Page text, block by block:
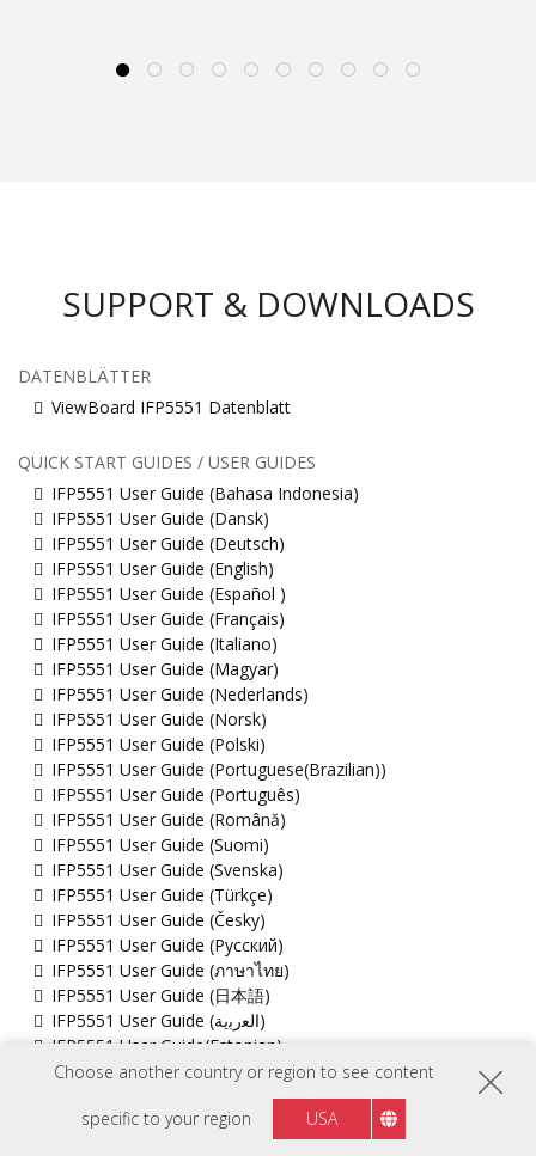
Choose another country or region to see content
specific to your region USA
SUPPORT & DOWNLOADS
DATENBLÄTTER
ViewBoard IFP5551 Datenblatt
QUICK START GUIDES / USER GUIDES
IFP5551 User Guide (Bahasa Indonesia)
IFP5551 User Guide (Dansk)
IFP5551 User Guide (Deutsch)
IFP5551 User Guide (English)
IFP5551 User Guide (Español )
IFP5551 User Guide (Français)
IFP5551 User Guide (Italiano)
IFP5551 User Guide (Magyar)
IFP5551 User Guide (Nederlands)
IFP5551 User Guide (Norsk)
IFP5551 User Guide (Polski)
IFP5551 User Guide (Portuguese(Brazilian))
IFP5551 User Guide (Português)
IFP5551 User Guide (Română)
IFP5551 User Guide (Suomi)
IFP5551 User Guide (Svenska)
IFP5551 User Guide (Türkçe)
IFP5551 User Guide (Česky)
IFP5551 User Guide (Русский)
IFP5551 User Guide (ภาษาไทย)
IFP5551 User Guide (日本語)
IFP5551 User Guide (ﺍﻟﻌﺭﺑﻳﺔ)
IFP5551 User Guide(Estonian)
IFP5551 User Guide(Icelandic)
IFP5551 User Guide(Lithuanian)